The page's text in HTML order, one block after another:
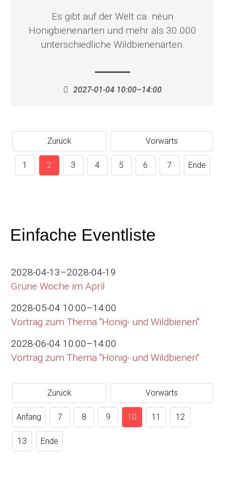
Es gibt auf der Welt ca. neun
Honigbienenarten und mehr als 30.000
unterschiedliche Wildbienenarten.
2027-01-04 10:00–14:00
Zurück Vorwärts
1 2 3 4 5 6 7 Ende
Einfache Eventliste
2028-04-13–2028-04-19
Grüne Woche im April
2028-05-04 10:00–14:00
Vortrag zum Thema "Honig- und Wildbienen"
2028-06-04 10:00–14:00
Vortrag zum Thema "Honig- und Wildbienen"
Zurück Vorwärts
Anfang 7 8 9 10 11 12
13 Ende